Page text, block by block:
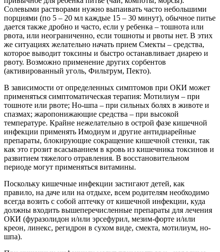
Солевыми растворами нужно выпаивать часто небольшими
порциями (по 5 – 20 мл каждые 15 – 30 минут), обычное питье
дается также дробно и часто, если у ребенка – тошнота или
рвота, или неограниченно, если тошноты и рвоты нет. В этих
же ситуациях желательно начать прием Смекты – средства,
которое выводит токсины и быстро останавливает диарею и
рвоту. Возможно применение других сорбентов
(активированный уголь, Фильтрум, Пекто).
В зависимости от определенных симптомов при ОКИ может
применяться симптоматическая терапия: Мотилиум – при
тошноте или рвоте; Но-шпа – при сильных болях в животе и
спазмах; жаропонижающие средства – при высокой
температуре. Крайне нежелательно в острой фазе кишечной
инфекции применять Имодиум и другие антидиарейные
препараты, блокирующие сокращение кишечной стенки, так
как это грозит всасыванием в кровь из кишечника токсинов и
развитием тяжелого отравления. В восстановительном
периоде могут применяться витамины.
Поскольку кишечные инфекции застигают детей, как
правило, на даче или на отдыхе, всем родителям необходимо
всегда возить с собой аптечку от кишечной инфекции, куда
должны входить вышеперечисленные препараты для лечения
ОКИ (фуразолидон и/или эрсефурил, мезим-форте и/или
креон, линекс, регидрон в сухом виде, смекта, мотилиум, но-
шпа).